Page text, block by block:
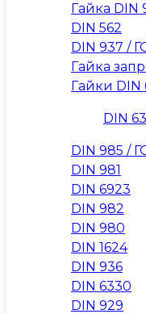
Гайка DIN
DIN 562
DIN 937 /
Гайка
Гайки DIN
DIN
DIN 985 /
DIN 981
DIN 6923
DIN 982
DIN 980
DIN 1624
DIN 936
DIN 6330
DIN 929